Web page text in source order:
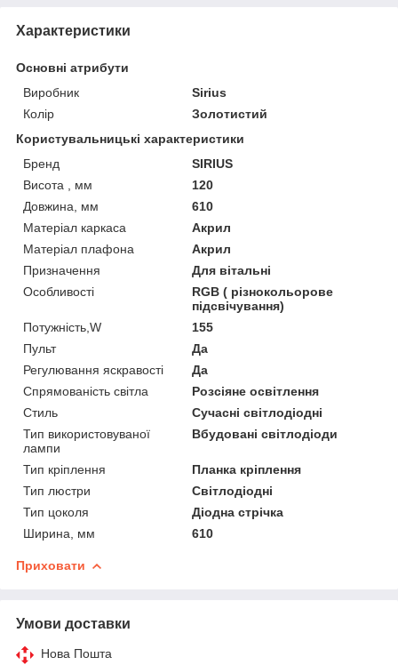
Характеристики
Основні атрибути
Виробник
Sirius
Колір
Золотистий
Користувальницькі характеристики
Бренд
SIRIUS
Висота , мм
120
Довжина, мм
610
Матеріал каркаса
Акрил
Матеріал плафона
Акрил
Призначення
Для вітальні
Особливості
RGB ( різнокольорове
підсвічування)
Потужність,W
155
Пульт
Да
Регулювання яскравості
Да
Спрямованість світла
Розсіяне освітлення
Стиль
Сучасні світлодіодні
Тип використовуваної
лампи
Вбудовані світлодіоди
Тип кріплення
Планка кріплення
Тип люстри
Світлодіодні
Тип цоколя
Діодна стрічка
Ширина, мм
610
Приховати
Умови доставки
Нова Пошта